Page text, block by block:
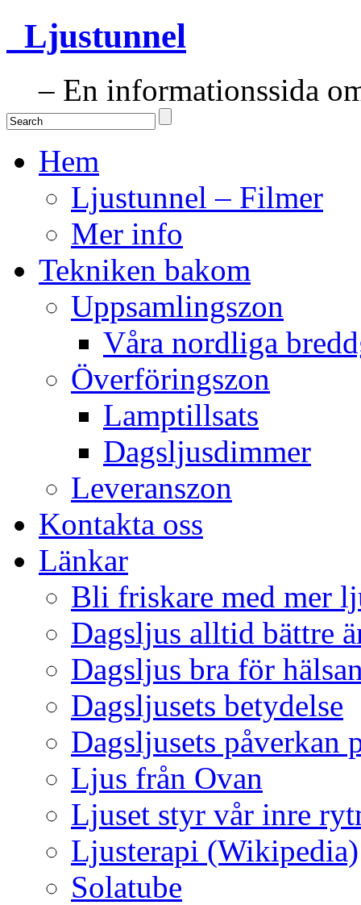
Ljustunnel
– En informationssida
Hem
Ljustunnel – Filmer
Mer info
Tekniken bakom
Uppsamlingszon
Våra nordliga
Överföringszon
Lamptillsats
Dagsljusdimmer
Leveranszon
Kontakta oss
Länkar
Bli friskare med mer
Dagsljus alltid bättre
Dagsljus bra för
Dagsljusets betydelse
Dagsljusets påverkan
Ljus från Ovan
Ljuset styr vår inre
Ljusterapi (Wikipedia)
Solatube